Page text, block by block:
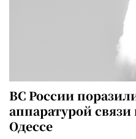
ВС России
аппаратурой
Одессе